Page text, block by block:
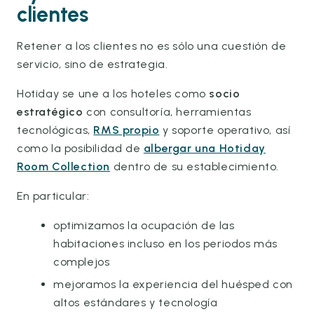
clientes
Retener a los clientes no es sólo una cuestión de
servicio, sino de estrategia.
Hotiday se une a los hoteles como socio
estratégico con consultoría, herramientas
tecnológicas, RMS propio y soporte operativo, así
como la posibilidad de albergar una Hotiday
Room Collection dentro de su establecimiento.
En particular:
optimizamos la ocupación de las
habitaciones incluso en los periodos más
complejos
mejoramos la experiencia del huésped con
altos estándares y tecnología